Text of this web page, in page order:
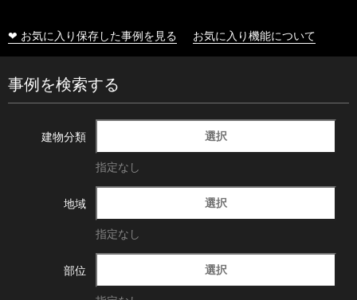
❤ お気に入り保存した事例を見る お気に入り機能について
事例を検索する
建物分類 選択
指定なし
地域 選択
指定なし
部位 選択